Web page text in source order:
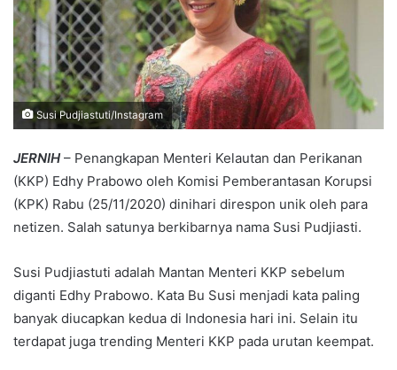
Susi Pudjiastuti/Instagram
JERNIH – Penangkapan Menteri Kelautan dan Perikanan
(KKP) Edhy Prabowo oleh Komisi Pemberantasan Korupsi
(KPK) Rabu (25/11/2020) dinihari direspon unik oleh para
netizen. Salah satunya berkibarnya nama Susi Pudjiasti.
Susi Pudjiastuti adalah Mantan Menteri KKP sebelum
diganti Edhy Prabowo. Kata Bu Susi menjadi kata paling
banyak diucapkan kedua di Indonesia hari ini. Selain itu
terdapat juga trending Menteri KKP pada urutan keempat.